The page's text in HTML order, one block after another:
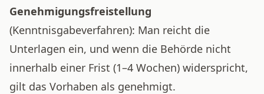
Genehmigungsfreistellung
(Kenntnisgabeverfahren): Man reicht die
Unterlagen ein, und wenn die Behörde nicht
innerhalb einer Frist (1–4 Wochen) widerspricht,
gilt das Vorhaben als genehmigt.